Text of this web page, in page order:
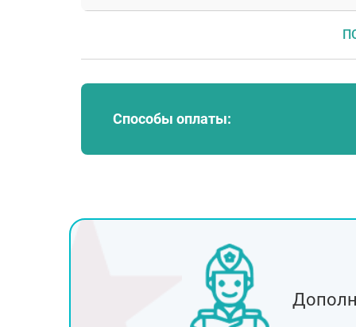
Способы оплаты:
Мытищи
Сергиев Посад
Чехов
Павловский Посад
Краснознаменск
Озёры
Голицыно
Хотьково
Пущино
Руза